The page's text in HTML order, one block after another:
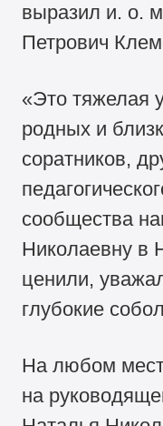
выразил и. о.
Петрович
«Это тяжелая
родных и
соратников,
сообщества
Николаевну в
ценили,
глубокие
На любом
на